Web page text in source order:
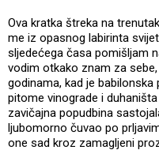
Ova kratka štreka na
me iz opasnog labirinta
sljedećega časa pomišljam
vodim otkako znam za
godinama, kad je
pitome vinograde i
zavičajna popudbina
ljubomorno čuvao po
one sad kroz zamagljeni